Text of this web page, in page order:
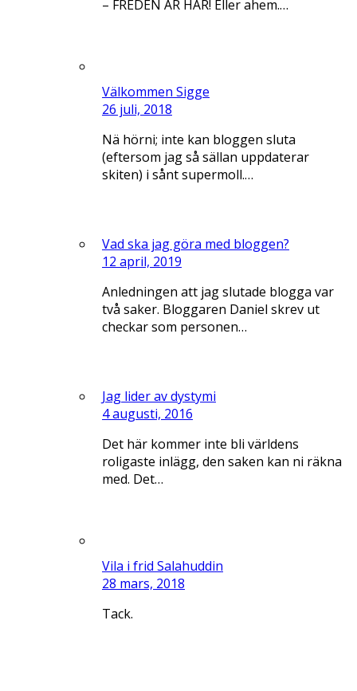
– FREDEN ÄR HÄR! Eller ahem.…
Välkommen Sigge
26 juli, 2018
Nä hörni; inte kan bloggen sluta
(eftersom jag så sällan uppdaterar
skiten) i sånt supermoll.…
Vad ska jag göra med bloggen?
12 april, 2019
Anledningen att jag slutade blogga var
två saker. Bloggaren Daniel skrev ut
checkar som personen…
Jag lider av dystymi
4 augusti, 2016
Det här kommer inte bli världens
roligaste inlägg, den saken kan ni räkna
med. Det…
Vila i frid Salahuddin
28 mars, 2018
Tack.